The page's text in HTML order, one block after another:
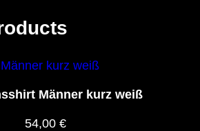
für
schwarz
Rezension für
Männer kurz weiß
54,00 €